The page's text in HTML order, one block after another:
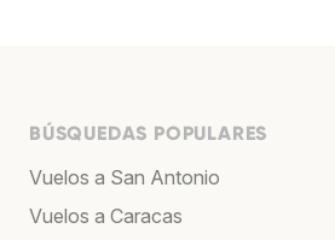
BÚSQUEDAS POPULARES
Vuelos a San Antonio
Vuelos a Caracas